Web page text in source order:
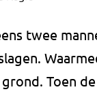
twee
Toen